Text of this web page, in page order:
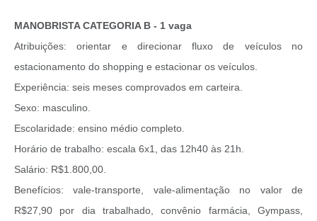
MANOBRISTA CATEGORIA B - 1 vaga
Atribuições: orientar e direcionar fluxo de veículos no
estacionamento do shopping e estacionar os veículos.
Experiência: seis meses comprovados em carteira.
Sexo: masculino.
Escolaridade: ensino médio completo.
Horário de trabalho: escala 6x1, das 12h40 às 21h.
Salário: R$1.800,00.
Benefícios: vale-transporte, vale-alimentação no valor de
R$27,90 por dia trabalhado, convênio farmácia, Gympass,